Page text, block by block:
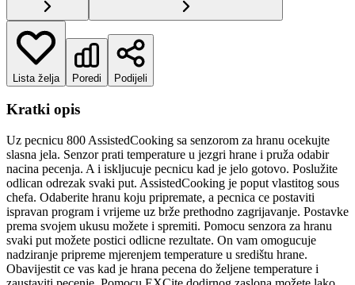
Lista želja Poredi Podijeli
Kratki opis
Uz pecnicu 800 AssistedCooking sa senzorom za hranu ocekujte
slasna jela. Senzor prati temperature u jezgri hrane i pruža odabir
nacina pecenja. A i iskljucuje pecnicu kad je jelo gotovo. Poslužite
odlican odrezak svaki put. AssistedCooking je poput vlastitog sous
chefa. Odaberite hranu koju pripremate, a pecnica ce postaviti
ispravan program i vrijeme uz brže prethodno zagrijavanje. Postavke
prema svojem ukusu možete i spremiti. Pomocu senzora za hranu
svaki put možete postici odlicne rezultate. On vam omogucuje
nadziranje pripreme mjerenjem temperature u središtu hrane.
Obavijestit ce vas kad je hrana pecena do željene temperature i